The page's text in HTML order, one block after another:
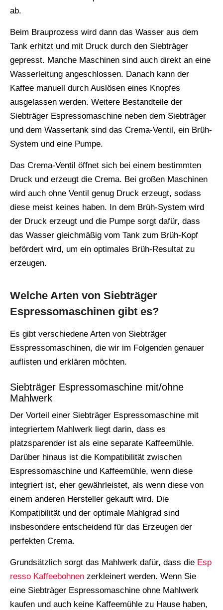
ab.
Beim Brauprozess wird dann das Wasser aus dem
Tank erhitzt und mit Druck durch den Siebträger
gepresst. Manche Maschinen sind auch direkt an eine
Wasserleitung angeschlossen. Danach kann der
Kaffee manuell durch Auslösen eines Knopfes
ausgelassen werden. Weitere Bestandteile der
Siebträger Espressomaschine neben dem Siebträger
und dem Wassertank sind das Crema-Ventil, ein Brüh-
System und eine Pumpe.
Das Crema-Ventil öffnet sich bei einem bestimmten
Druck und erzeugt die Crema. Bei großen Maschinen
wird auch ohne Ventil genug Druck erzeugt, sodass
diese meist keines haben. In dem Brüh-System wird
der Druck erzeugt und die Pumpe sorgt dafür, dass
das Wasser gleichmäßig vom Tank zum Brüh-Kopf
befördert wird, um ein optimales Brüh-Resultat zu
erzeugen.
Welche Arten von Siebträger
Espressomaschinen gibt es?
Es gibt verschiedene Arten von Siebträger
Esspressomaschinen, die wir im Folgenden genauer
auflisten und erklären möchten.
Siebträger Espressomaschine mit/ohne
Mahlwerk
Der Vorteil einer Siebträger Espressomaschine mit
integriertem Mahlwerk liegt darin, dass es
platzsparender ist als eine separate Kaffeemühle.
Darüber hinaus ist die Kompatibilität zwischen
Espressomaschine und Kaffeemühle, wenn diese
integriert ist, eher gewährleistet, als wenn diese von
einem anderen Hersteller gekauft wird. Die
Kompatibilität und der optimale Mahlgrad sind
insbesondere entscheidend für das Erzeugen der
perfekten Crema.
Grundsätzlich sorgt das Mahlwerk dafür, dass die Esp
resso Kaffeebohnen zerkleinert werden. Wenn Sie
eine Siebträger Espressomaschine ohne Mahlwerk
kaufen und auch keine Kaffeemühle zu Hause haben,